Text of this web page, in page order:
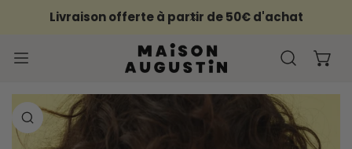
AU CONTENU
Livraison offerte à partir de 50€ d'achat
SUR LE PRODUIT